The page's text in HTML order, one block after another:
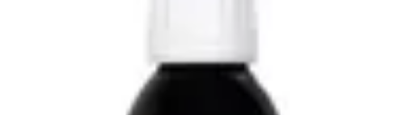
Médecine Traditionnelle